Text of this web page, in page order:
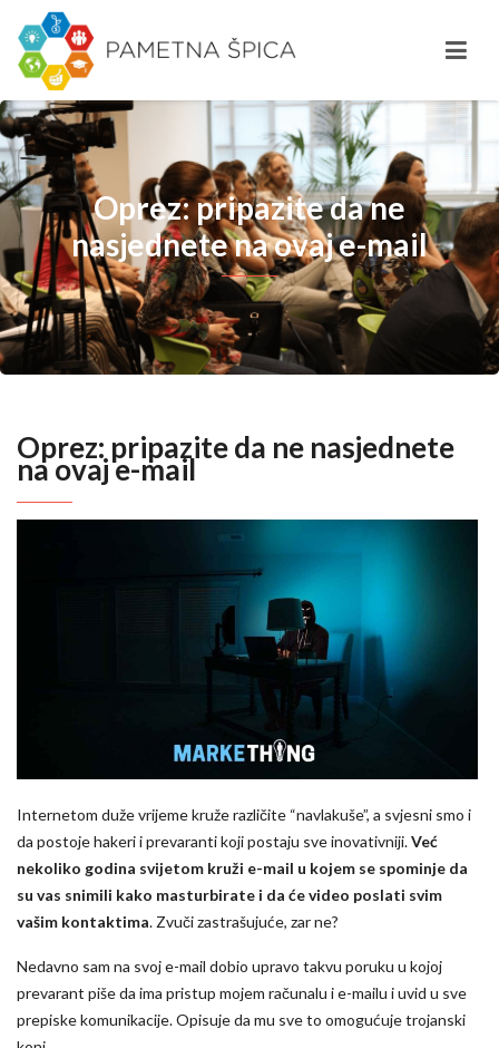
Oprez: pripazite da ne
nasjednete na ovaj e-mail
Oprez: pripazite da ne nasjednete
na ovaj e-mail
Internetom duže vrijeme kruže različite “navlakuše”, a svjesni smo i
da postoje hakeri i prevaranti koji postaju sve inovativniji.Već
nekoliko godina svijetom kruži e-mail u kojem se spominje da
su vas snimili kako masturbirate i da će video poslati svim
vašim kontaktima. Zvuči zastrašujuće, zar ne?
Nedavno sam na svoj e-mail dobio upravo takvu poruku u kojoj
prevarant piše da ima pristup mojem računalu i e-mailu i uvid u sve
prepiske komunikacije. Opisuje da mu sve to omogućuje trojanski